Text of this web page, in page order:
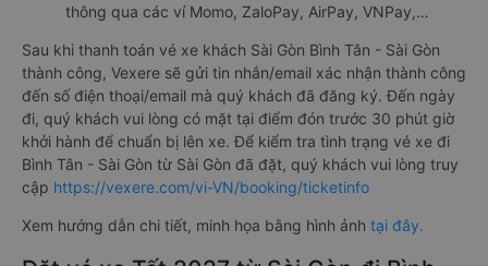
thông qua các ví Momo, ZaloPay, AirPay, VNPay,…
Sau khi thanh toán vé xe khách Sài Gòn Bình Tân - Sài Gòn
thành công, Vexere sẽ gửi tin nhắn/email xác nhận thành công
đến số điện thoại/email mà quý khách đã đăng ký. Đến ngày
đi, quý khách vui lòng có mặt tại điểm đón trước 30 phút giờ
khởi hành để chuẩn bị lên xe. Để kiểm tra tình trạng vé xe đi
Bình Tân - Sài Gòn từ Sài Gòn đã đặt, quý khách vui lòng truy
cập https://vexere.com/vi-VN/booking/ticketinfo
Xem hướng dẫn chi tiết, minh họa bằng hình ảnh tại đây.